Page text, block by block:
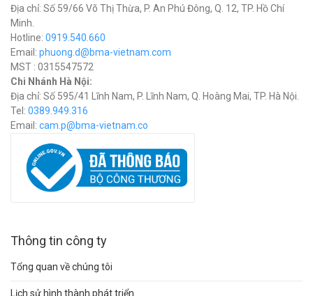
Địa chỉ: Số 59/66 Võ Thị Thừa, P. An Phú Đông, Q. 12, TP. Hồ Chí
Minh.
Hotline: 0919.540.660
Email: phuong.d@bma-vietnam.com
MST : 0315547572
Chi Nhánh Hà Nội:
Địa chỉ: Số 595/41 Lĩnh Nam, P. Lĩnh Nam, Q. Hoàng Mai, TP. Hà Nội.
Tel: 0389.949.316
Email: cam.p@bma-vietnam.co
Thông tin công ty
Tổng quan về chúng tôi
Lịch sử hình thành phát triển